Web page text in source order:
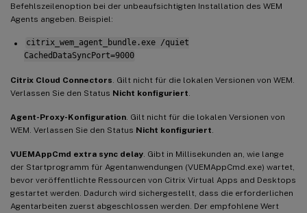
Befehlszeilenoption bei der unbeaufsichtigten Installation des WEM
Agents angeben. Beispiel:
citrix_wem_agent_bundle.exe /quiet
CachedDataSyncPort=9000
Citrix Cloud Connectors . Gilt nicht für die lokalen Versionen von WEM.
Verlassen Sie den Status Nicht konfiguriert
Agent-Proxy-Konfiguration . Gilt nicht für die lokalen Versionen von
WEM. Verlassen Sie den Status Nicht konfiguriert
VUEMAppCmd extra sync delay . Gibt in Millisekunden an, wie lange
der Startprogramm für Agentanwendungen (VUEMAppCmd.exe) wartet,
bevor veröffentlichte Ressourcen von Citrix Virtual Apps and Desktops
gestartet werden. Dadurch wird sichergestellt, dass die erforderlichen
Agentarbeiten zuerst abgeschlossen werden. Der empfohlene Wert